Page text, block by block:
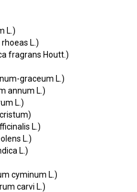
L.)
L.)
fragrans Houtt.)
graceum L.)
annum L.)
L.)
L.)
L.)
L.)
cyminum L.)
carvi L.)